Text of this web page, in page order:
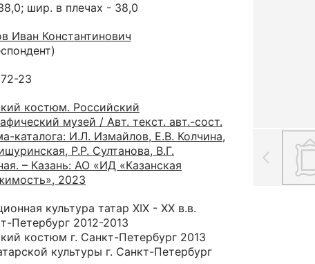
шир. в плечах - 38,0
Иван Константинович
23
костюм. Российский
музей / Авт. текст. авт.-сост.
каталога: И.Л. Измайлов, Е.В. Колчина,
Р.Р. Султанова, В.Г.
– Казань: АО «ИД «Казанская
2023
культура татар XIX - ХХ в.в.
Петербург 2012-2013
костюм г. Санкт-Петербург 2013
культуры г. Санкт-Петербург